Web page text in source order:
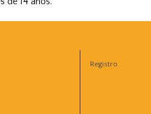
Registro